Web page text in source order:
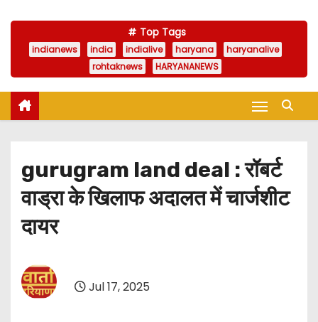
Top Tags
indianews india indialive haryana
haryanalive
rohtaknews
HARYANANEWS
gurugram land deal : रॉबर्ट
वाड्रा के खिलाफ अदालत में चार्जशीट
दायर
Jul 17, 2025